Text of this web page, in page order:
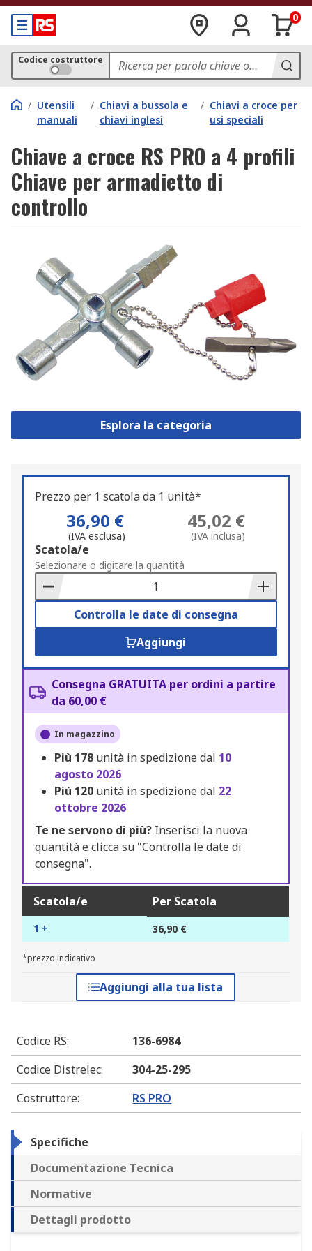
0
Codice costruttore
/ Utensili
manuali
/ Chiavi a bussola e
chiavi inglesi
/ Chiavi a croce per
usi speciali
Chiave a croce RS PRO a 4 profili
Chiave per armadietto di
controllo
Esplora la categoria
Prezzo per 1 scatola da 1 unità*
36,90 €
(IVA esclusa)
45,02 €
(IVA inclusa)
Add
to
Basket
Scatola/e
Selezionare o digitare la quantità
Controlla le date di consegna
Aggiungi
Consegna GRATUITA per ordini a partire
da 60,00 €
In magazzino
Più 178 unità in spedizione dal 10
agosto 2026
Più 120 unità in spedizione dal 22
ottobre 2026
Te ne servono di più? Inserisci la nuova
quantità e clicca su "Controlla le date di
consegna".
Scatola/e Per Scatola
1 + 36,90 €
*prezzo indicativo
Aggiungi alla tua lista
Codice RS:
136-6984
Codice Distrelec:
304-25-295
Costruttore: RS PRO
Specifiche
Documentazione Tecnica
Normative
Dettagli prodotto